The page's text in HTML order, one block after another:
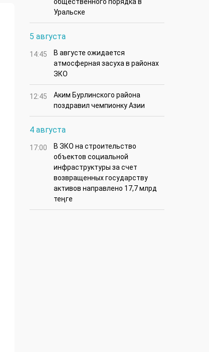
общественного порядка в
Уральске
5 августа
14:45
В августе ожидается
атмосферная засуха в районах
ЗКО
12:45
Аким Бурлинского района
поздравил чемпионку Азии
4 августа
17:00
В ЗКО на строительство
объектов социальной
инфраструктуры за счет
возвращенных государству
активов направлено 17,7 млрд
теңге